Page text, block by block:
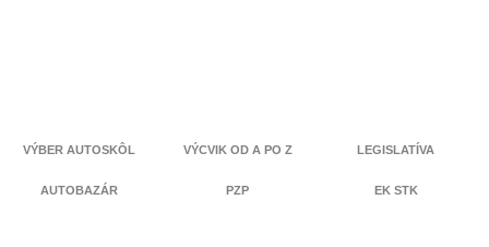
VÝBER AUTOSKÔL VÝCVIK OD A PO Z LEGISLATÍVA
AUTOBAZÁR PZP EK STK